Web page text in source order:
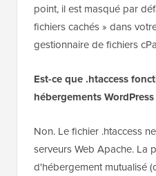
point, il est masqué par
fichiers cachés » dans
gestionnaire de fichiers
Est-ce que .htaccess
hébergements WordPress
Non. Le fichier .htaccess
serveurs Web Apache. La
d'hébergement mutualisé